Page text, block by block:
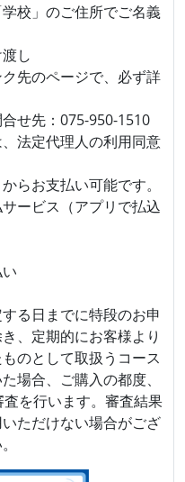
学校」のご住所でご名義
し
先のページで、必ず詳
せ先：075-950-1510
法定代理人の利用同意
らお支払い可能です。
ービス（アプリで払込
る日までに特段のお申
、定期的にお客様より
のとして取扱うコース
場合、ご購入の都度、
査を行います。審査結果
ただけない場合がござ